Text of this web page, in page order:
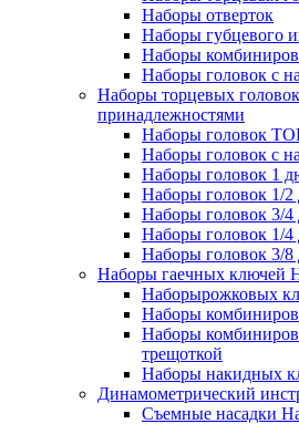
Наборы отверток
Наборы губцевого
Наборы
Наборы головок с
Наборы торцевых
принадлежностями
Наборы головок
Наборы головок с
Наборы головок 1
Наборы головок 1/
Наборы головок 3/
Наборы головок 1/
Наборы головок 3/
Наборы гаечных ключей
Наборырожковых
Наборы
Наборы
трещоткой
Наборы накидных
Динамометрический
Съемные насадки